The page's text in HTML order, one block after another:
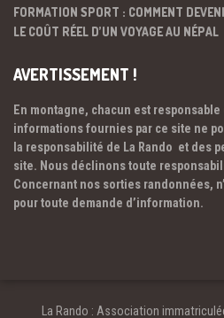
FORMATION SPORT : COMMENT
LE COÛT RÉEL D’UN VOYAGE AU NÉPAL
AVERTISSEMENT !
En montagne, chacun est
informations fournies par ce site ne
la responsabilité de La Rando et des
site. Nous déclinons toute
Concernant nos sorties randonnées,
pour toute demande d’information.
La Rando : Association